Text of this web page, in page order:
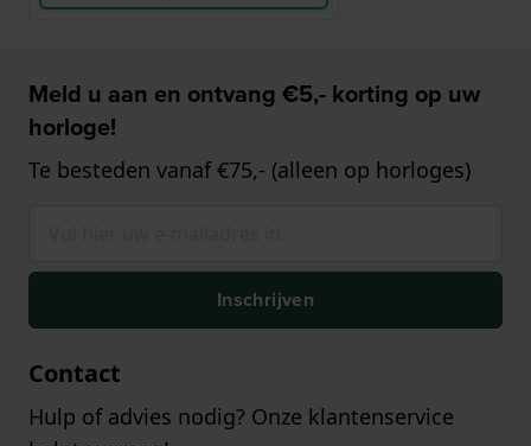
Meld u aan en ontvang €5,- korting op uw
horloge!
Te besteden vanaf €75,- (alleen op horloges)
Inschrijven
Contact
Hulp of advies nodig? Onze klantenservice